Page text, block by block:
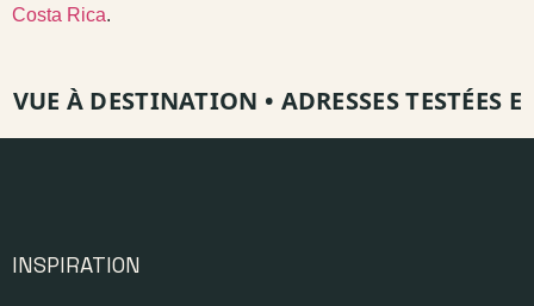
Costa Rica.
À DESTINATION •ADRESSES TESTÉES ET
INSPIRATION